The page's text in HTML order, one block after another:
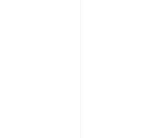
de alta
duráveis, que
produtos e a